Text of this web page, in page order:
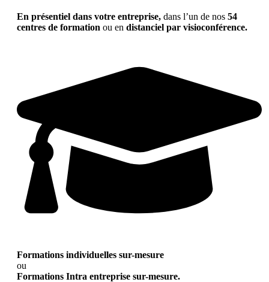
En présentiel dans votre entreprise, dans l’un de nos 54
centres de formation ou en distanciel par visioconférence.
Formations individuelles sur-mesure
ou
Formations Intra entreprise sur-mesure.